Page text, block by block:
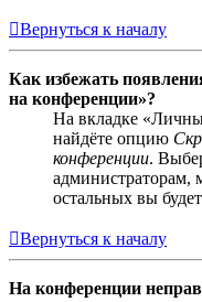
Вернуться к началу
Как избежать
на конференции»?
На вкладке
найдёте опцию
конференции.
администраторам,
остальных вы
Вернуться к началу
На конференции